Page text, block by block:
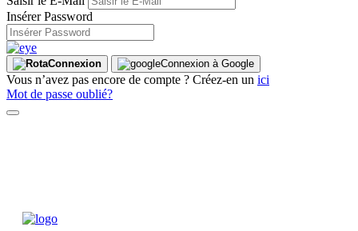
Insérer Password
Connexion Connexion à Google
Vous n’avez pas encore de compte ? Créez-en un ici
Mot de passe oublié?